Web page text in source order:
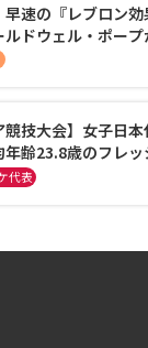
早速の『レブロン
ルドウェル・ポー
契約で加入
競技大会】女子日
年齢23.8歳のフレ
舞台で頂点を狙う
代表